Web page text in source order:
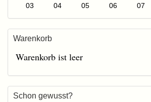
03 04 05 06 07
Warenkorb
Warenkorb ist leer
Schon gewusst?